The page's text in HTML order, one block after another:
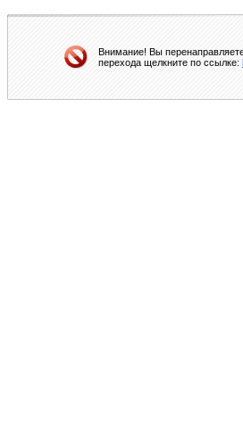
Внимание! Вы
перехода щелкните по ссылке: